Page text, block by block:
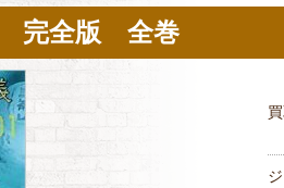
完全版 全巻